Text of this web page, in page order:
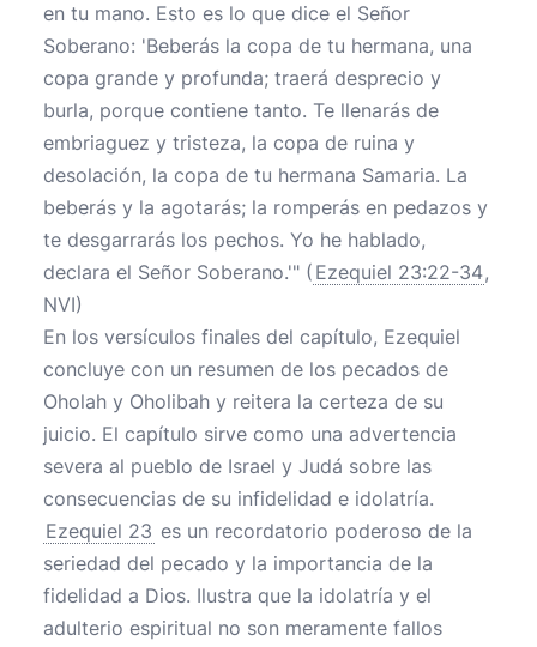
en tu mano. Esto es lo que dice el Señor
Soberano: 'Beberás la copa de tu hermana, una
copa grande y profunda; traerá desprecio y
burla, porque contiene tanto. Te llenarás de
embriaguez y tristeza, la copa de ruina y
desolación, la copa de tu hermana Samaria. La
beberás y la agotarás; la romperás en pedazos y
te desgarrarás los pechos. Yo he hablado,
declara el Señor Soberano.'" ( Ezequiel 23:22-34,
NVI)
En los versículos finales del capítulo, Ezequiel
concluye con un resumen de los pecados de
Oholah y Oholibah y reitera la certeza de su
juicio. El capítulo sirve como una advertencia
severa al pueblo de Israel y Judá sobre las
consecuencias de su infidelidad e idolatría.
Ezequiel 23 es un recordatorio poderoso de la
seriedad del pecado y la importancia de la
fidelidad a Dios. Ilustra que la idolatría y el
adulterio espiritual no son meramente fallos